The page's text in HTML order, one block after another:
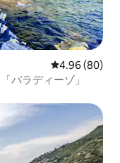
レビュー80件
4.96 (80)
パラディーゾ」